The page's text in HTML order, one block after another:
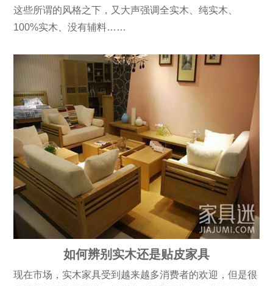
这些所谓的风格之下，又大声强调全实木、纯实木、
100%实木、没有辅料……
如何辨别实木还是贴皮家具
现在市场，实木家具受到越来越多消费者的欢迎，但是很